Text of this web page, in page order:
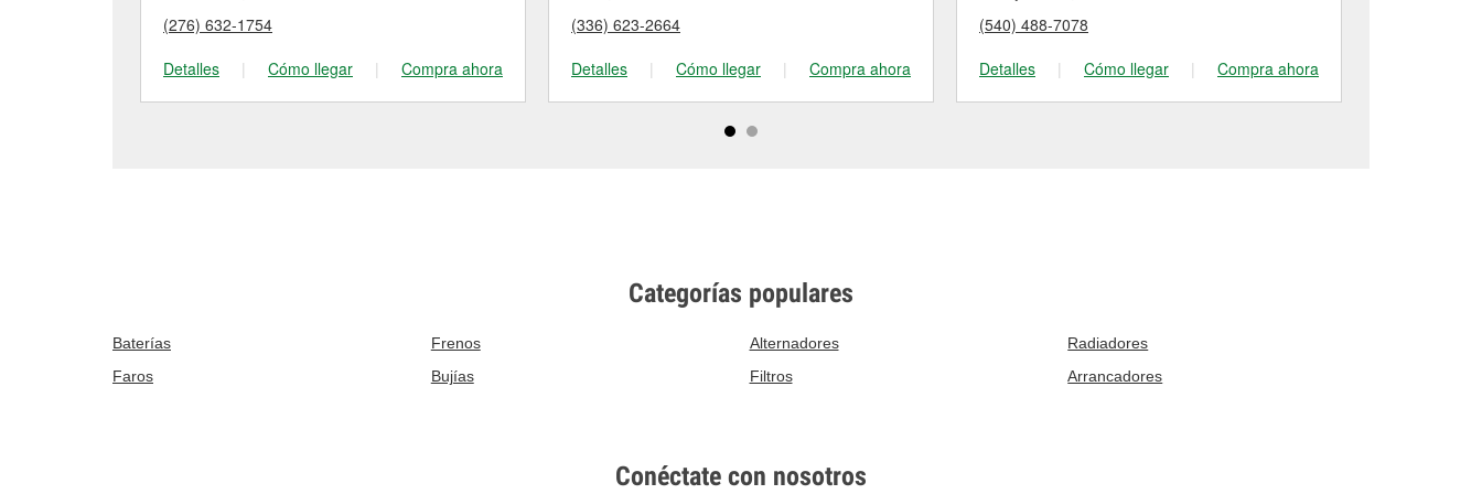
(276) 632-1754
Detalles
| Cómo llegar | Compra ahora
(336) 623-2664
Detalles
| Cómo llegar | Compra ahora
(540) 488-7078
Detalles
| Cómo llegar | Compra ahora
Categorías populares
Baterías Frenos Alternadores
Radiadores
Faros
Bujías Filtros Arrancadores
Conéctate con nosotros